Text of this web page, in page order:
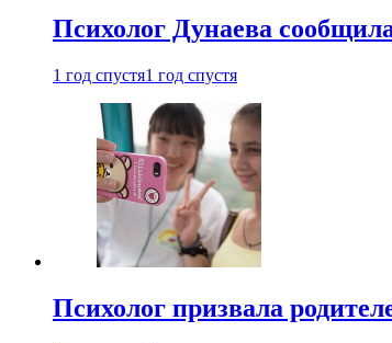
Психолог Дунаева
1 год спустя1 год спустя
Психолог призвала